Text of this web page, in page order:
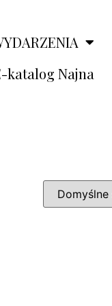
katalog Najna